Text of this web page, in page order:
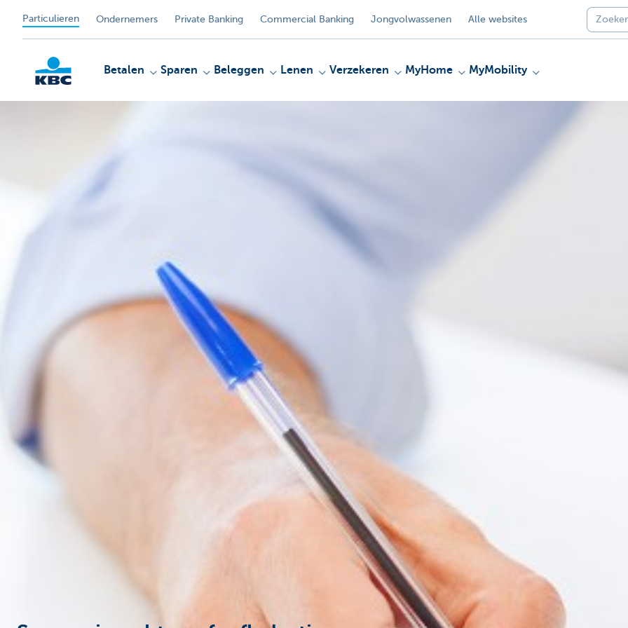
Particulieren Ondernemers Private Banking Commercial Banking Jongvolwassenen Alle websites
Betalen Sparen Beleggen Lenen Verzekeren MyHome MyMobility